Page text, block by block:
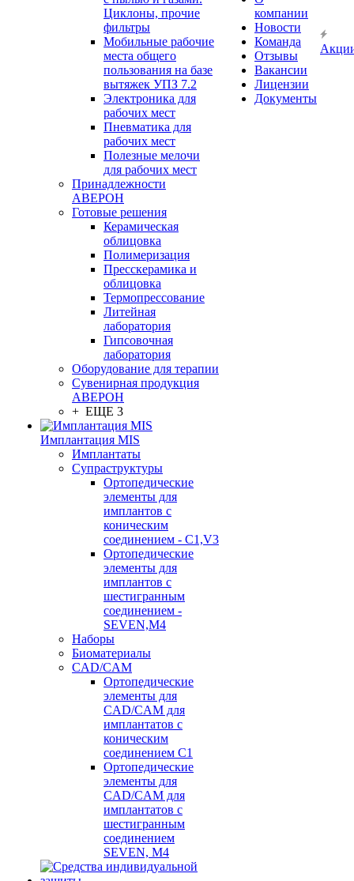
Циклоны, прочие
фильтры
Мобильные рабочие
места общего
пользования на базе
вытяжек УПЗ 7.2
Электроника для
рабочих мест
Пневматика для
рабочих мест
Полезные мелочи
для рабочих мест
Принадлежности
АВЕРОН
Готовые решения
Керамическая
облицовка
Полимеризация
Пресскерамика и
облицовка
Термопрессование
Литейная
лаборатория
Гипсовочная
лаборатория
Оборудование для терапии
Сувенирная продукция
АВЕРОН
+ ЕЩЕ 3
Имплантация MIS
Имплантаты
Супраструктуры
Ортопедические
элементы для
имплантов с
коническим
соединением - C1,V3
Ортопедические
элементы для
имплантов с
шестигранным
соединением -
SEVEN,M4
Наборы
Биоматериалы
CAD/CAM
Ортопедические
элементы для
CAD/CAM для
имплантатов с
коническим
соединением С1
Ортопедические
элементы для
CAD/CAM для
имплантатов с
шестигранным
соединением
SEVEN, М4
компании
Новости
Команда
Отзывы
Вакансии
Лицензии
Документы